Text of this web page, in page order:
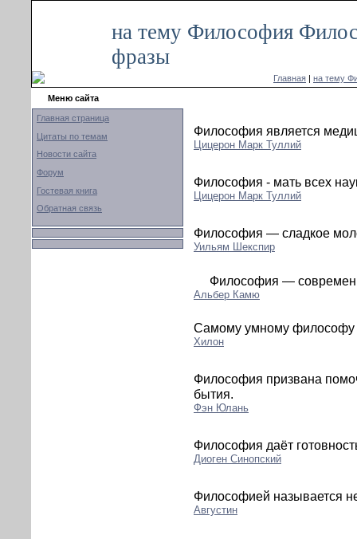
на тему Философия
фразы
Главная | на тему
Меню сайта
Главная страница
Цитаты по темам
Новости сайта
Форум
Гостевая книга
Обратная связь
Философия является
Цицерон Марк Туллий
Философия - мать всех
Цицерон Марк Туллий
Философия — сладкое
Уильям Шекспир
Философия —
Альбер Камю
Самому умному философу
Хилон
Философия призвана
бытия.
Фэн Юлань
Философия даёт
Диоген Синопский
Философией называется
Августин